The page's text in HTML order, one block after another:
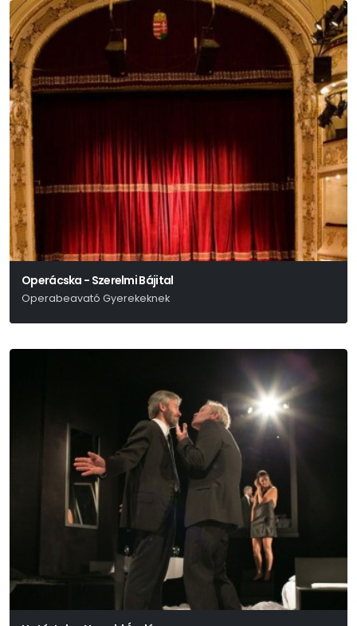
Operácska - Szerelmi Bájital
Operabeavató Gyerekeknek